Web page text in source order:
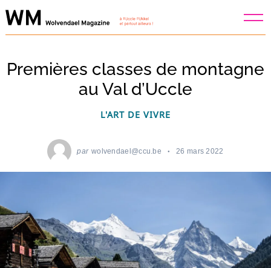
Skip
to
Premières classes de montagne
au Val d’Uccle
L'ART DE VIVRE
par wolvendael@ccu.be 26 mars 2022